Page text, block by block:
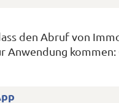
den Abruf von
Anwendung